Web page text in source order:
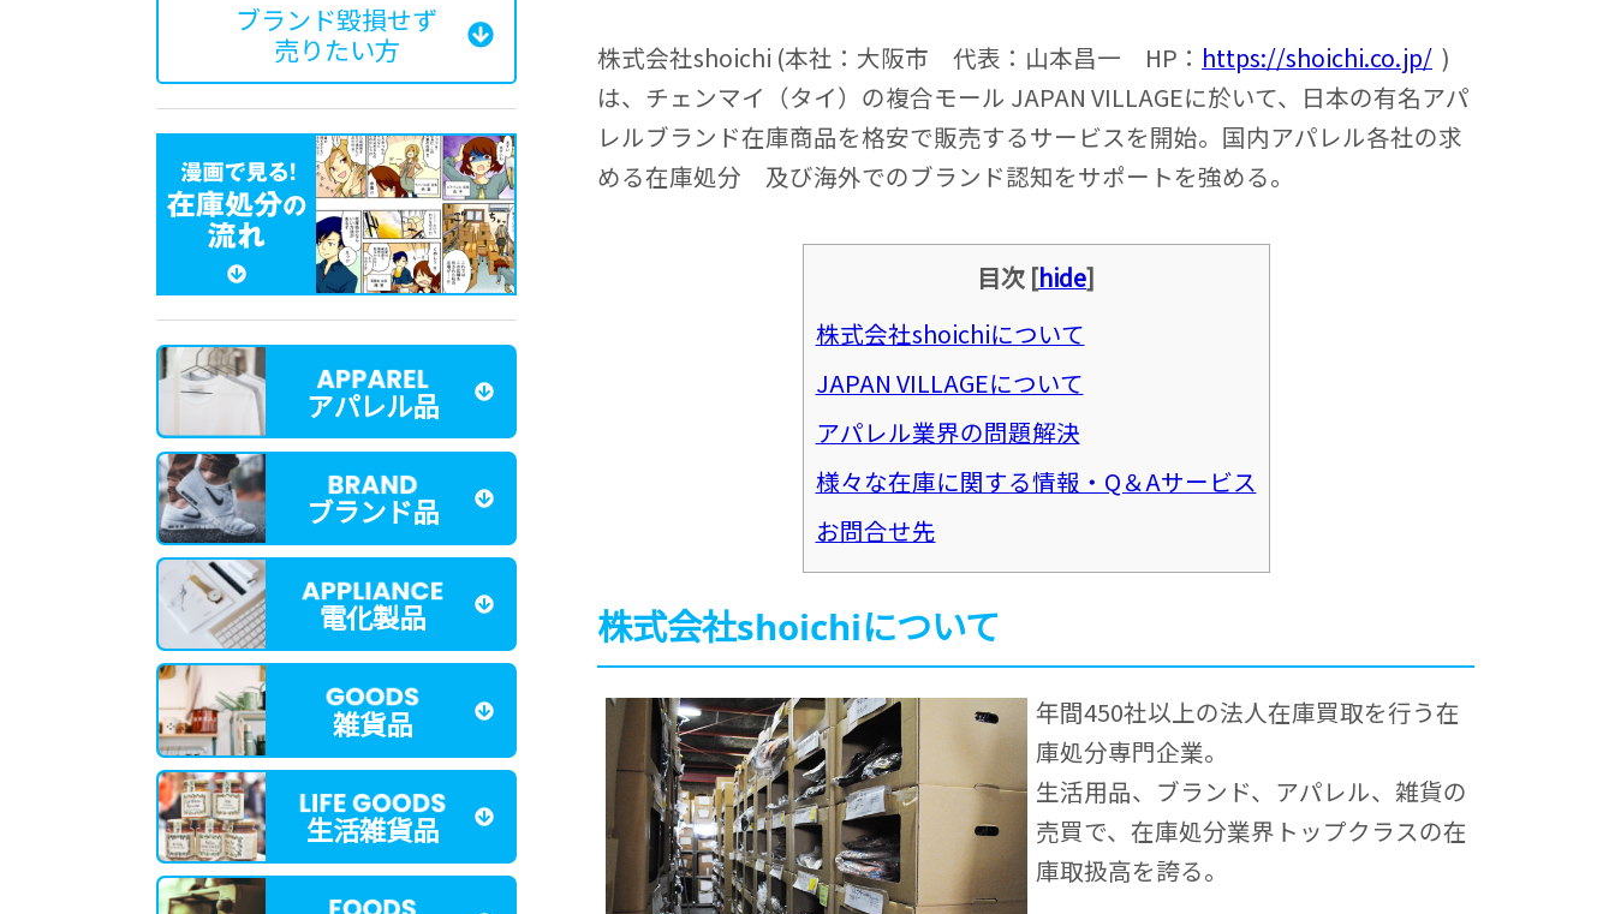
株式会社shoichi (本社：大阪市 代表：山本昌一 HP： https://shoichi.co.jp/ )
は、チェンマイ（タイ）の複合モール JAPAN VILLAGEに於いて、日本の有名アパ
レルブランド在庫商品を格安で販売するサービスを開始。国内アパレル各社の求
める在庫処分 及び海外でのブランド認知をサポートを強める。
目次 [hide]
株式会社shoichiについて
JAPAN VILLAGEについて
アパレル業界の問題解決
様々な在庫に関する情報・Q＆Aサービス
お問合せ先
株式会社shoichiについて
年間450社以上の法人在庫買取を行う在
庫処分専門企業。
生活用品、ブランド、アパレル、雑貨の
売買で、在庫処分業界トップクラスの在
庫取扱高を誇る。
ブランド毀損せず
売りたい方
アパレル品
ブランド品
電化製品
雑貨品
生活雑貨品